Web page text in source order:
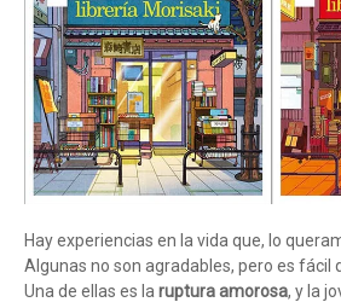
Hay experiencias en la vida que, lo
Algunas no son agradables, pero es fácil
Una de ellas es la ruptura amorosa, y la